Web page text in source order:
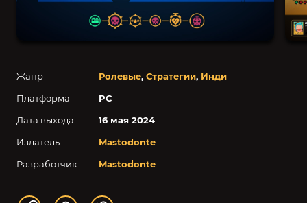
Жанр Ролевые, Стратегии, Инди
Платформа
PC
Дата выхода
16 мая 2024
Издатель
Mastodonte
Разработчик
Mastodonte